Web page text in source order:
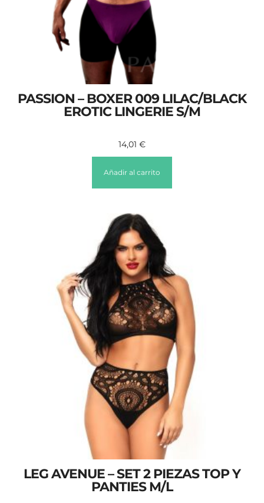
PASSION – BOXER 009 LILAC/BLACK
EROTIC LINGERIE S/M
14,01 €
Añadir al carrito
LEG AVENUE – SET 2 PIEZAS TOP Y
PANTIES M/L